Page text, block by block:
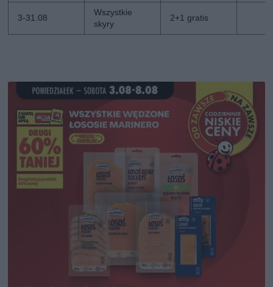
3-31.08
Wszystkie
skyry
2+1 gratis